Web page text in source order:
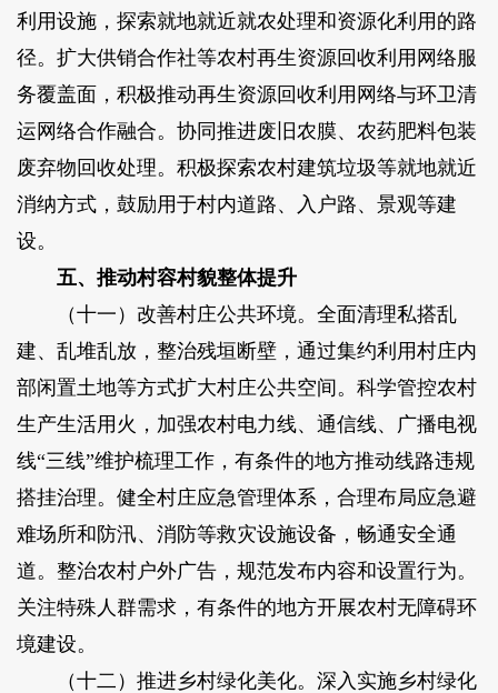
利用设施，探索就地就近就农处理和资源化利用的路
径。扩大供销合作社等农村再生资源回收利用网络服
务覆盖面，积极推动再生资源回收利用网络与环卫清
运网络合作融合。协同推进废旧农膜、农药肥料包装
废弃物回收处理。积极探索农村建筑垃圾等就地就近
消纳方式，鼓励用于村内道路、入户路、景观等建
设。
五、推动村容村貌整体提升
（十一）改善村庄公共环境。全面清理私搭乱
建、乱堆乱放，整治残垣断壁，通过集约利用村庄内
部闲置土地等方式扩大村庄公共空间。科学管控农村
生产生活用火，加强农村电力线、通信线、广播电视
线“三线”维护梳理工作，有条件的地方推动线路违规
搭挂治理。健全村庄应急管理体系，合理布局应急避
难场所和防汛、消防等救灾设施设备，畅通安全通
道。整治农村户外广告，规范发布内容和设置行为。
关注特殊人群需求，有条件的地方开展农村无障碍环
境建设。
（十二）推进乡村绿化美化。深入实施乡村绿化